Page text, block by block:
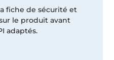
fiche de sécurité et
le produit avant
adaptés.